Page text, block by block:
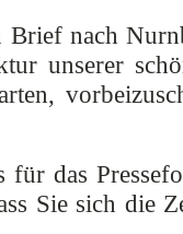
Brief nach
unserer
für das
Sie sich die